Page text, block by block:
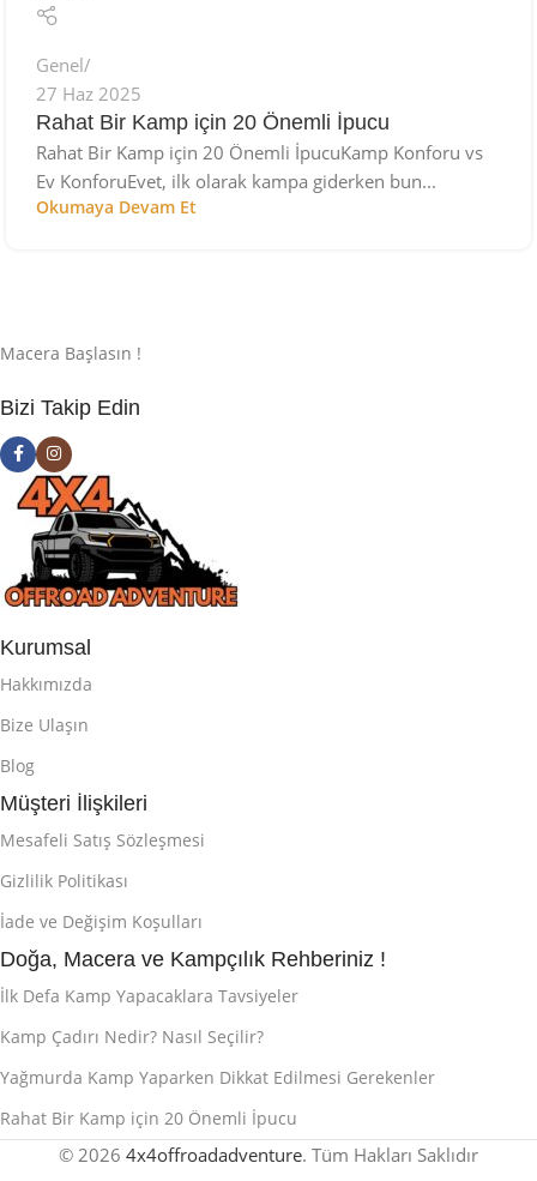
Genel
27 Haz 2025
Rahat Bir Kamp için 20 Önemli İpucu
Rahat Bir Kamp için 20 Önemli İpucuKamp Konforu vs
Ev KonforuEvet, ilk olarak kampa giderken bun...
Okumaya Devam Et
Macera Başlasın !
Bizi Takip Edin
Kurumsal
Hakkımızda
Bize Ulaşın
Blog
Müşteri İlişkileri
Mesafeli Satış Sözleşmesi
Gizlilik Politikası
İade ve Değişim Koşulları
Doğa, Macera ve Kampçılık Rehberiniz !
İlk Defa Kamp Yapacaklara Tavsiyeler
Kamp Çadırı Nedir? Nasıl Seçilir?
Yağmurda Kamp Yaparken Dikkat Edilmesi Gerekenler
Rahat Bir Kamp için 20 Önemli İpucu
© 2026 4x4offroadadventure. Tüm Hakları Saklıdır